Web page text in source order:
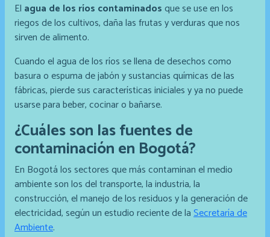
El agua de los ríos contaminadosque se use en los
riegos de los cultivos, daña las frutas y verduras que nos
sirven de alimento.
Cuando el agua de los ríos se llena de desechos como
basura o espuma de jabón y sustancias químicas de las
fábricas, pierde sus características iniciales y ya no puede
usarse para beber, cocinar o bañarse.
¿Cuáles son las fuentes de
contaminación en Bogotá?
En Bogotá los sectores que más contaminan el medio
ambiente son los del transporte, la industria, la
construcción, el manejo de los residuos y la generación de
electricidad, según un estudio reciente de laSecretaría de
Ambiente.